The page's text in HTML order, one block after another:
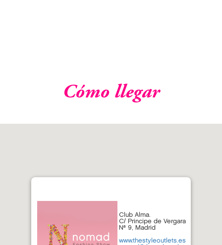
Cómo llegar
Club Alma.
C/ Principe de Vergara
Nª 9, Madrid
www.thestyleoutlets.es